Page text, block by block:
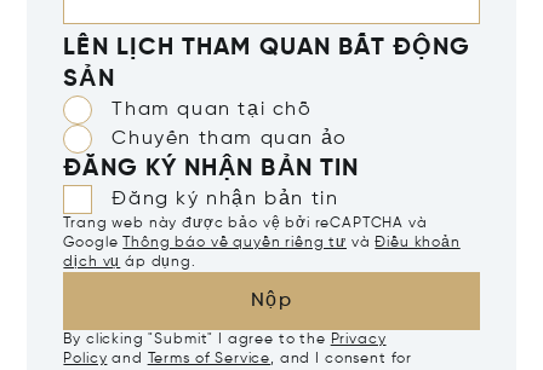
LÊN LỊCH THAM QUAN BẤT ĐỘNG
SẢN
Tham quan tại chỗ
Chuyến tham quan ảo
ĐĂNG KÝ NHẬN BẢN TIN
Đăng ký nhận bản tin
Trang web này được bảo vệ bởi reCAPTCHA và
Google
Thông báo về quyền riêng tư vàĐiều khoản
dịch vụ áp dụng.
Nộp
By clicking "Submit" I agree to the Privacy
Policy and Terms of Service, and I consent for